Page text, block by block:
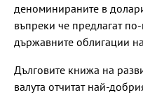
деноминираните в
въпреки че предлагат
държавните облигации
Дълговите книжа на
валута отчитат най-